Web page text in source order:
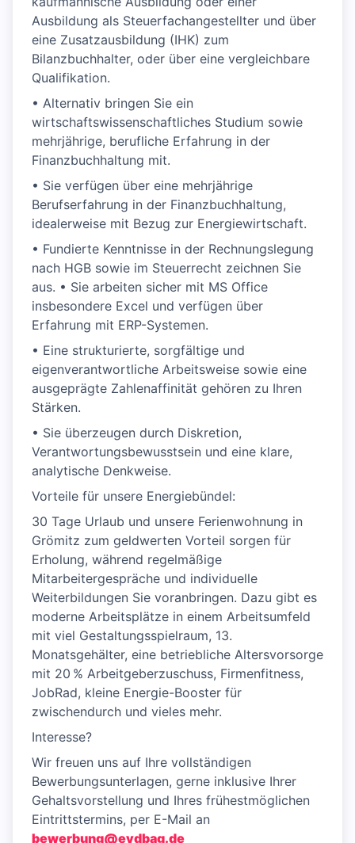
Ausbildung als Steuerfachangestellter und über
eine Zusatzausbildung (IHK) zum
Bilanzbuchhalter, oder über eine vergleichbare
Qualifikation.
• Alternativ bringen Sie ein
wirtschaftswissenschaftliches Studium sowie
mehrjährige, berufliche Erfahrung in der
Finanzbuchhaltung mit.
• Sie verfügen über eine mehrjährige
Berufserfahrung in der Finanzbuchhaltung,
idealerweise mit Bezug zur Energiewirtschaft.
• Fundierte Kenntnisse in der Rechnungslegung
nach HGB sowie im Steuerrecht zeichnen Sie
aus. • Sie arbeiten sicher mit MS Office
insbesondere Excel und verfügen über
Erfahrung mit ERP-Systemen.
• Eine strukturierte, sorgfältige und
eigenverantwortliche Arbeitsweise sowie eine
ausgeprägte Zahlenaffinität gehören zu Ihren
Stärken.
• Sie überzeugen durch Diskretion,
Verantwortungsbewusstsein und eine klare,
analytische Denkweise.
Vorteile für unsere Energiebündel:
30 Tage Urlaub und unsere Ferienwohnung in
Grömitz zum geldwerten Vorteil sorgen für
Erholung, während regelmäßige
Mitarbeitergespräche und individuelle
Weiterbildungen Sie voranbringen. Dazu gibt es
moderne Arbeitsplätze in einem Arbeitsumfeld
mit viel Gestaltungsspielraum, 13.
Monatsgehälter, eine betriebliche Altersvorsorge
mit 20 % Arbeitgeberzuschuss, Firmenfitness,
JobRad, kleine Energie-Booster für
zwischendurch und vieles mehr.
Interesse?
Wir freuen uns auf Ihre vollständigen
Bewerbungsunterlagen, gerne inklusive Ihrer
Gehaltsvorstellung und Ihres frühestmöglichen
Eintrittstermins, per E-Mail an
bewerbung@evdbag.de